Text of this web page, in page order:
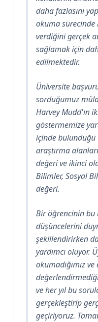
daha fazlasını
okuma sürecinde
verdiğini gerçek
sağlamak için
edilmektedir.
Üniversite
sorduğumuz
Harvey Mudd'ın
göstermemize
içinde
araştırma
değeri ve ikinci
Bilimler, Sosyal
değeri.
Bir öğrencinin
düşüncelerini
şekillendirirken
yardımcı oluyor.
okumadığımız
ve her yıl bu
gerçekleştirip
geçiriyoruz.